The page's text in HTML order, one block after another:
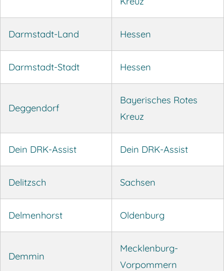
Darmstadt-Land Hessen
Darmstadt-Stadt Hessen
Deggendorf
Bayerisches Rotes
Kreuz
Dein DRK-Assist Dein DRK-Assist
Delitzsch Sachsen
Delmenhorst Oldenburg
Demmin
Mecklenburg-
Vorpommern